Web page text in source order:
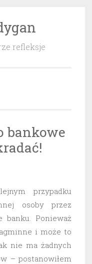
refleksje
bankowe
przypadku
osoby przez
banku. Ponieważ
i może to
nie ma żadnych
– postanowiłem